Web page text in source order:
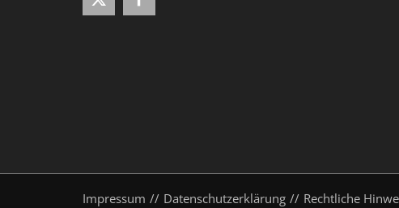
Impressum Datenschutzerklärung Rechtliche